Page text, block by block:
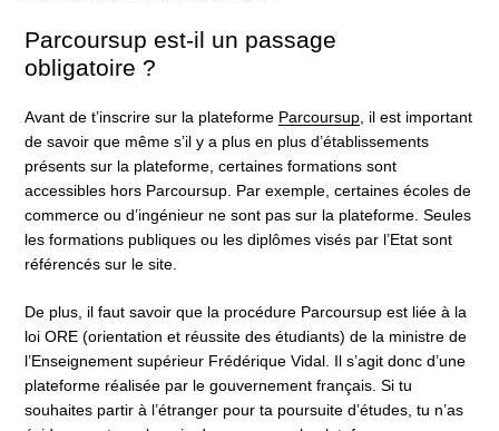
Parcoursup est-il un passage
obligatoire ?
Avant de t’inscrire sur la plateforme Parcoursup , il est important
de savoir que même s’il y a plus en plus d’établissements
présents sur la plateforme, certaines formations sont
accessibles hors Parcoursup. Par exemple, certaines écoles de
commerce ou d’ingénieur ne sont pas sur la plateforme. Seules
les formations publiques ou les diplômes visés par l’Etat sont
référencés sur le site.
De plus, il faut savoir que la procédure Parcoursup est liée à la
loi ORE (orientation et réussite des étudiants) de la ministre de
l’Enseignement supérieur Frédérique Vidal. Il s’agit donc d’une
plateforme réalisée par le gouvernement français. Si tu
souhaites partir à l’étranger pour ta poursuite d’études, tu n’as